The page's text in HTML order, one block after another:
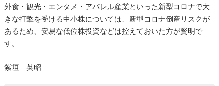
外食・観光・エンタメ・アパレル産業といった新型コロナで大
きな打撃を受ける中小株については、新型コロナ倒産リスクが
あるため、安易な低位株投資などは控えておいた方が賢明で
す。
紫垣 英昭